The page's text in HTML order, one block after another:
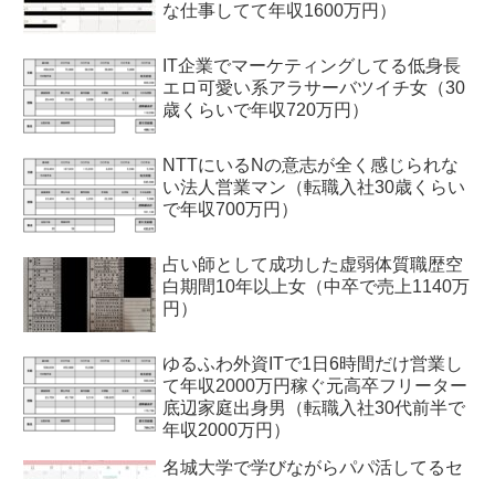
な仕事してて年収1600万円）
IT企業でマーケティングしてる低身長
エロ可愛い系アラサーバツイチ女（30
歳くらいで年収720万円）
NTTにいるNの意志が全く感じられな
い法人営業マン（転職入社30歳くらい
で年収700万円）
占い師として成功した虚弱体質職歴空
白期間10年以上女（中卒で売上1140万
円）
ゆるふわ外資ITで1日6時間だけ営業し
て年収2000万円稼ぐ元高卒フリーター
底辺家庭出身男（転職入社30代前半で
年収2000万円）
名城大学で学びながらパパ活してるセ